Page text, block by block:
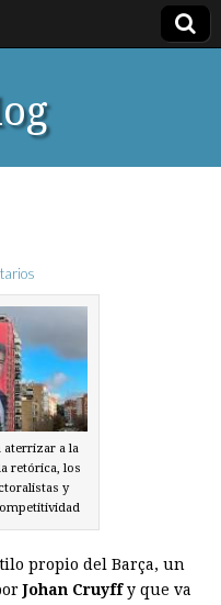
aterrizar a la
retórica, los
y
propio del Barça, un
Johan Cruyffy que va